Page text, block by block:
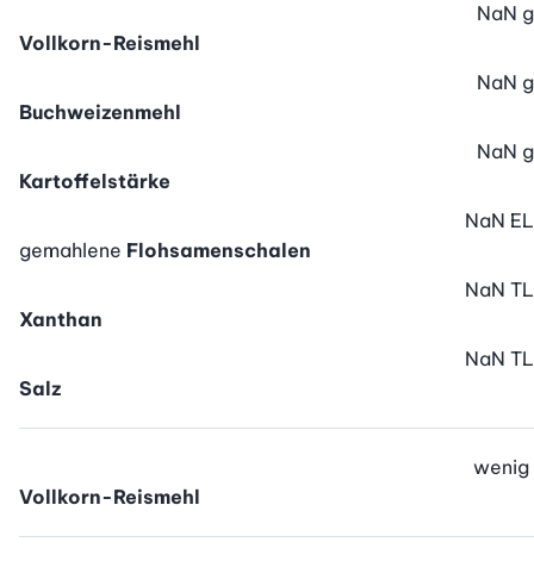
Vollkorn-Reismehl
NaN g
Buchweizenmehl
NaN g
Kartoffelstärke
NaN g
gemahlene Flohsamenschalen
NaN EL
Xanthan
NaN TL
Salz
NaN TL
Vollkorn-Reismehl
wenig